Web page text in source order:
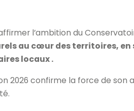
l’ambition du
au cœur des territoires, en
locaux .
2026 confirme la force de